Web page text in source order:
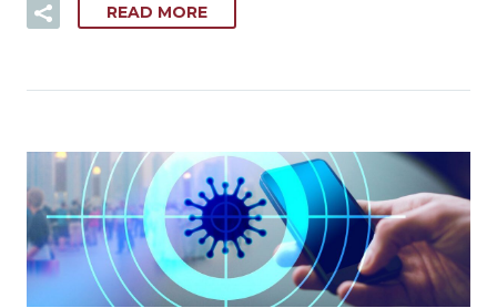
READ MORE